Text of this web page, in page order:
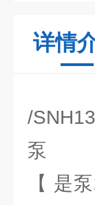
详情
/
泵
【 是